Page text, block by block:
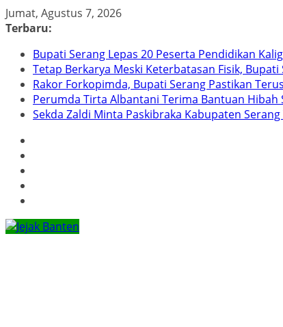
Skip
to
Jumat, Agustus 7, 2026
Terbaru:
Bupati Serang Lepas 20 Peserta Pendidikan
Tetap Berkarya Meski Keterbatasan Fisik,
Rakor Forkopimda, Bupati Serang Pastikan
Perumda Tirta Albantani Terima Bantuan Hibah
Sekda Zaldi Minta Paskibraka Kabupaten